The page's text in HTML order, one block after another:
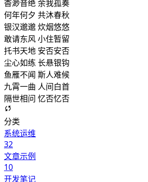
杳渺音绝 余我孤奏
何年何夕 共沐春秋
银汉邈邈 炊烟悠悠
敢请东风 小住暂留
托书天地 安否安否
尘心如练 长悬银钩
鱼雁不闻 斯人难候
九霄一曲 人间白首
隔世相问 忆否忆否
分类
系统运维
32
文章示例
10
开发笔记